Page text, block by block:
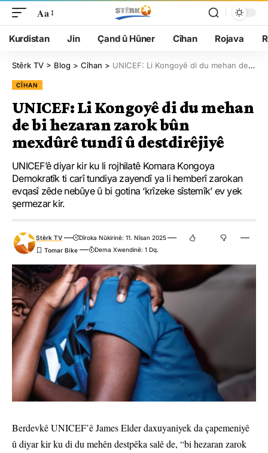
Aa
Kurdistan Jin Çand û Hûner Cîhan Rojava
Stêrk TV > Blog > Cîhan > UNICEF: Li Kongoyê di du mehan de bi hezaran zarok bûn mexdûrê tundî û destdirêjiyê
CÎHAN
UNICEF: Li Kongoyê di du mehan
de bi hezaran zarok bûn
mexdûrê tundî û destdirêjiyê
UNICEF’ê diyar kir ku li rojhilatê Komara Kongoya
Demokratîk ti carî tundiya zayendî ya li hemberî zarokan
evqasî zêde nebûye û bi gotina ‘krîzeke sîstemîk’ ev yek
şermezar kir.
Stêrk TV
Dîroka Nûkirinê: 11. Nîsan 2025
Dema Xwendinê: 1 Dq.
Berdevkê UNICEF’ê James Elder daxuyaniyek da çapemeniyê
û diyar kir ku di du mehên destpêka salê de, “bi hezaran zarok